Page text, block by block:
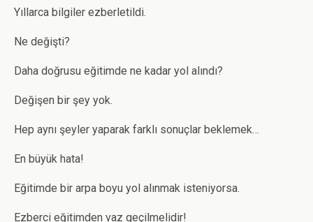
Yıllarca bilgiler ezberletildi.
Ne değişti?
Daha doğrusu eğitimde ne kadar yol alındı?
Değişen bir şey yok.
Hep aynı şeyler yaparak farklı sonuçlar beklemek…
En büyük hata!
Eğitimde bir arpa boyu yol alınmak isteniyorsa.
Ezberci eğitimden vaz geçilmelidir!